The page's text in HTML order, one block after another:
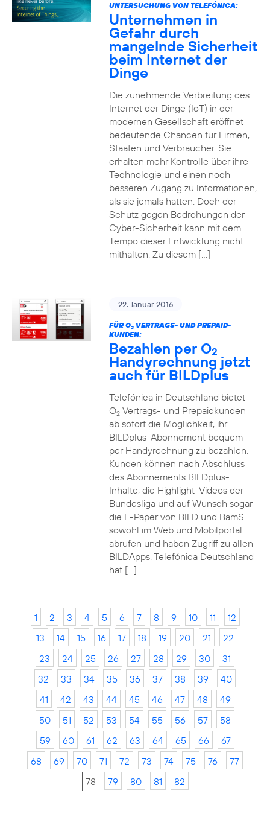
UNTERSUCHUNG VON TELEFÓNICA:
Unternehmen in
Gefahr durch
mangelnde Sicherheit
beim Internet der
Dinge
Die zunehmende Verbreitung des
Internet der Dinge (IoT) in der
modernen Gesellschaft eröffnet
bedeutende Chancen für Firmen,
Staaten und Verbraucher. Sie
erhalten mehr Kontrolle über ihre
Technologie und einen noch
besseren Zugang zu Informationen,
als sie jemals hatten. Doch der
Schutz gegen Bedrohungen der
Cyber-Sicherheit kann mit dem
Tempo dieser Entwicklung nicht
mithalten. Zu diesem […]
22. Januar 2016
FÜR O2VERTRAGS- UND PREPAID-
KUNDEN:
Bezahlen per O2
Handyrechnung jetzt
auch für BILDplus
Telefónica in Deutschland bietet
O2Vertrags- und Prepaidkunden
ab sofort die Möglichkeit, ihr
BILDplus-Abonnement bequem
per Handyrechnung zu bezahlen.
Kunden können nach Abschluss
des Abonnements BILDplus-
Inhalte, die Highlight-Videos der
Bundesliga und auf Wunsch sogar
die E-Paper von BILD und BamS
sowohl im Web und Mobilportal
abrufen und haben Zugriff zu allen
BILDApps. Telefónica Deutschland
hat […]
1 2 3 4 5 6 7 8 9 10 11
12
13
14 15 16 17 18 19 20 21
22
23
24 25 26 27 28 29 30
31
32
33 34 35 36 37 38 39
40
41
42 43 44 45 46 47 48
49
50
51 52 53 54 55 56 57
58
59
60 61 62 63 64 65 66
67
68
69 70 71 72 73 74 75 76
77
78
79 80 81 82